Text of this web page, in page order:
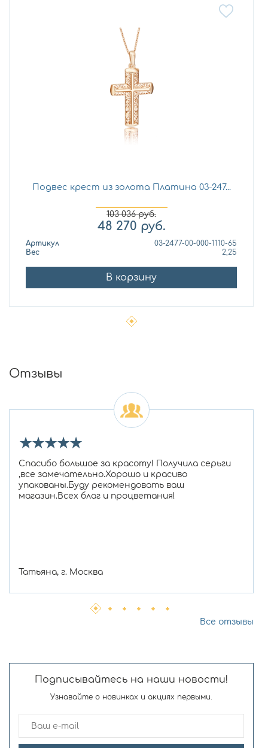
Подвес крест из золота Платина 03-247...
103 036руб.
48 270 руб.
Артикул
03-2477-00-000-1110-65
Вес
2,25
В корзину
Отзывы
★★★★★
Спасибо большое за красоту! Получила серьги
,все замечательно.Хорошо и красиво
упакованы.Буду рекомендовать ваш
магазин.Всех благ и процветания!
Татьяна, г. Москва
Все отзывы
Подписывайтесь на наши новости!
Узнавайте о новинках и акциях первыми.